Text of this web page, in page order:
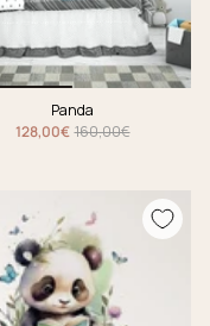
Panda
128,00€ 160,00€